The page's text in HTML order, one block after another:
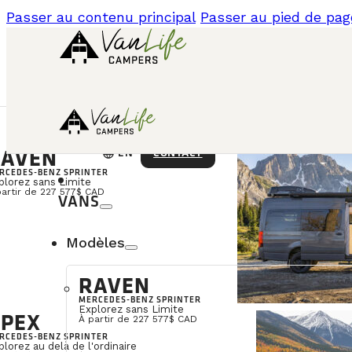
Passer au contenu principal Passer au pied de
BENZ SPRINTER
sans Limite
de 227 577$ CAD
BENZ SPRINTER
au delà de l'ordinaire
languageEN CONTACT
VANS
Modèles
RAVEN
MERCEDES-BENZ SPRINTER
Explorez sans Limite
À partir de 227 577$ CAD